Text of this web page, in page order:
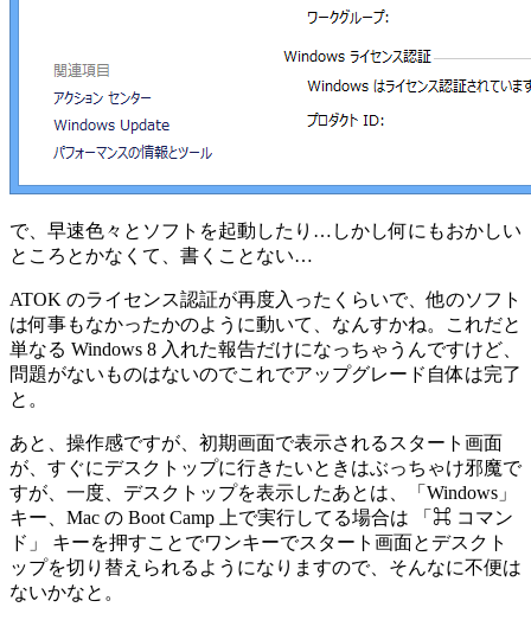
で、早速色々とソフトを起動したり…しかし何にもおかしい
ところとかなくて、書くことない…
ATOK のライセンス認証が再度入ったくらいで、他のソフト
は何事もなかったかのように動いて、なんすかね。これだと
単なる Windows 8 入れた報告だけになっちゃうんですけど、
問題がないものはないのでこれでアップグレード自体は完了
と。
あと、操作感ですが、初期画面で表示されるスタート画面
が、すぐにデスクトップに行きたいときはぶっちゃけ邪魔で
すが、一度、デスクトップを表示したあとは、「Windows」
キー、Mac の Boot Camp 上で実行してる場合は 「⌘ コマン
ド」 キーを押すことでワンキーでスタート画面とデスクト
ップを切り替えられるようになりますので、そんなに不便は
ないかなと。